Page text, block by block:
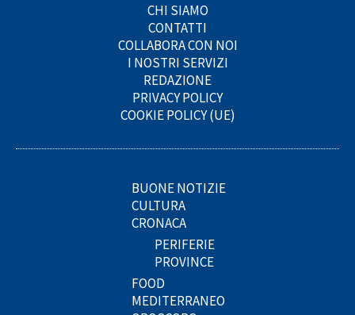
CHI SIAMO
CONTATTI
COLLABORA CON NOI
I NOSTRI SERVIZI
REDAZIONE
PRIVACY POLICY
COOKIE POLICY (UE)
BUONE NOTIZIE
CULTURA
CRONACA
PERIFERIE
PROVINCE
FOOD
MEDITERRANEO